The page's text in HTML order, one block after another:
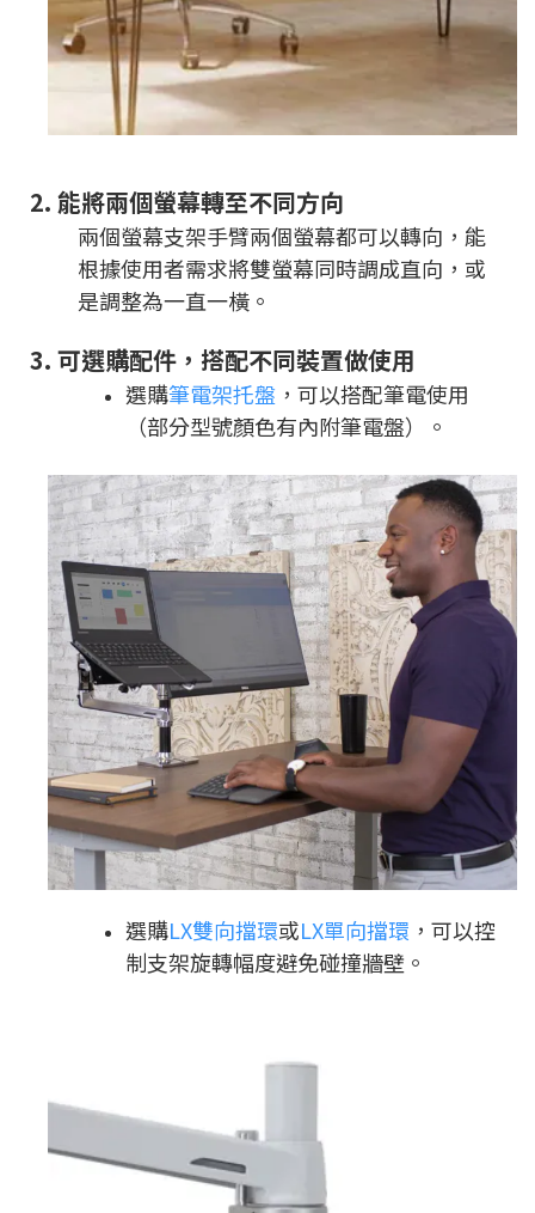
2. 能將兩個螢幕轉至不同方向
兩個螢幕支架手臂兩個螢幕都可以轉向，能
根據使用者需求將雙螢幕同時調成直向，或
是調整為一直一橫。
3. 可選購配件，搭配不同裝置做使用
選購筆電架托盤 ，可以搭配筆電使用
（部分型號顏色有內附筆電盤）。
選購LX雙向擋環或LX單向擋環 ，可以控
制支架旋轉幅度避免碰撞牆壁。